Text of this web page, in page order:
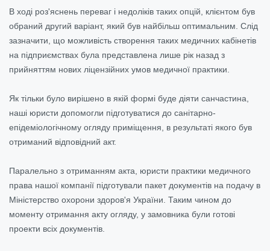
В ході роз'яснень переваг і недоліків таких опцій, клієнтом був
обраний другий варіант, який був найбільш оптимальним. Слід
зазначити, що можливість створення таких медичних кабінетів
на підприємствах була представлена лише рік назад з
прийняттям нових ліцензійних умов медичної практики.
Як тільки було вирішено в якій формі буде діяти санчастина,
наші юристи допомогли підготуватися до санітарно-
епідеміологічному огляду приміщення, в результаті якого був
отриманий відповідний акт.
Паралельно з отриманням акта, юристи практики медичного
права нашої компанії підготували пакет документів на подачу в
Міністерство охорони здоров'я України. Таким чином до
моменту отримання акту огляду, у замовника були готові
проекти всіх документів.